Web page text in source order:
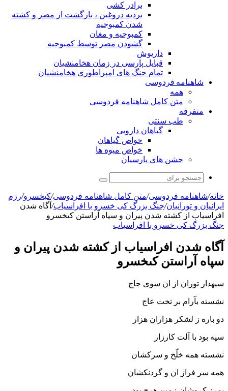
برادر کشی
بردیه دروغین ، بازگشت از مصر و کشته
شدن کمبوجیه
کمبوجیه و مغان
گشودن مصر توسط کمبوجیه
داریوش
قبایل پارسی در زمان هخامنشیان
تمام جنگ های امپراطوری هخامنشیان
شاهنامه فردوسی
همه
متن کامل شاهنامه فردوسی
متفرقه
طب سنتی
گیاهان دارویی
خواص گیاهان
خواص میوه ها
جشن های پارسیان
جستجو
برای
خانه/شاهنامه فردوسی/متن کامل شاهنامه فردوسی/کیخسرو/رزم
ايرانيان و تورانيان/جنگ بزرگ کی خسرو با افراسیاب/ آگاه شدن
افراسیاب از کشته شدن پیران و سپاه آراستن کى‏خسرو
جنگ بزرگ کی خسرو با افراسیاب
آگاه شدن افراسیاب از کشته شدن پیران و
سپاه آراستن کى‏خسرو
سپهدار توران از ان سوى جاج
نشسته بآرام بر تخت عاج‏
دو باره ز لشکر هزاران هزار
سپه بود با آلت کارزار
نشسته همه خلّخ و سرکشان
همه سر فراز ان و گردنکشان‏